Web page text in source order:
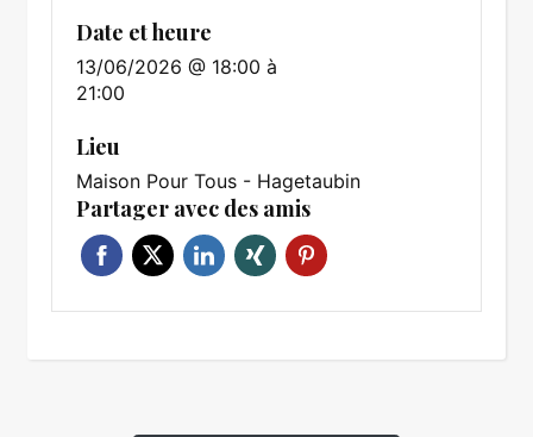
Date et heure
13/06/2026 @ 18:00 à
21:00
Lieu
Maison Pour Tous - Hagetaubin
Partager avec des amis